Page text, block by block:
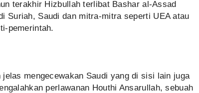
terakhir Hizbullah terlibat Bashar al-Assad
Suriah, Saudi dan mitra-mitra seperti UEA atau
pemerintah.
mengecewakan Saudi yang di sisi lain juga
perlawanan Houthi Ansarullah, sebuah